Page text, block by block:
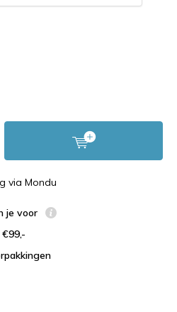
via Mondu
je voor